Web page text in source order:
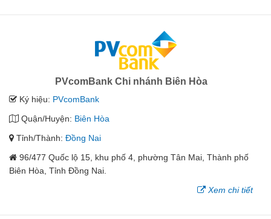
PVcomBank Chi nhánh Biên Hòa
Ký hiệu: PVcomBank
Quận/Huyện: Biên Hòa
Tỉnh/Thành: Đồng Nai
96/477 Quốc lộ 15, khu phố 4, phường Tân Mai, Thành phố
Biên Hòa, Tỉnh Đồng Nai.
Xem chi tiết